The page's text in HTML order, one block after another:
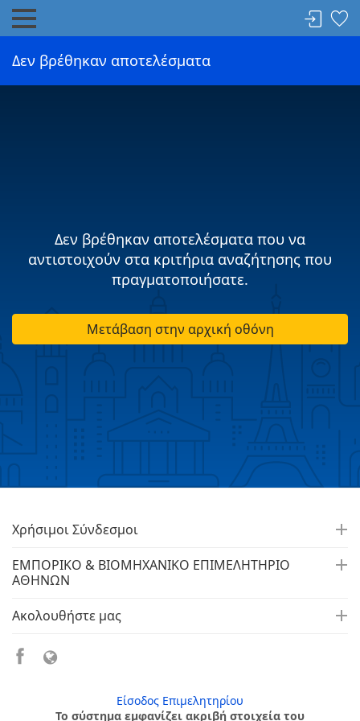
Δεν βρέθηκαν αποτελέσματα
Δεν βρέθηκαν αποτελέσματα που να
αντιστοιχούν στα κριτήρια αναζήτησης που
πραγματοποιήσατε.
Μετάβαση στην αρχική οθόνη
Χρήσιμοι Σύνδεσμοι
ΕΜΠΟΡΙΚΟ & ΒΙΟΜΗΧΑΝΙΚΟ ΕΠΙΜΕΛΗΤΗΡΙΟ
ΑΘΗΝΩΝ
Ακολουθήστε μας
Είσοδος Επιμελητηρίου
Το σύστημα εμφανίζει ακριβή στοιχεία του